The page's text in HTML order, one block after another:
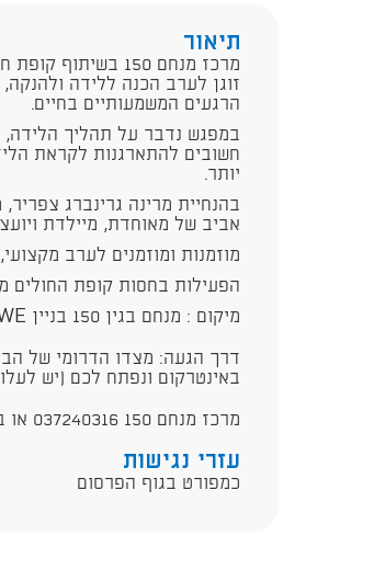
תיאור
מרכז מנחם 150
זוגן לערב הכנה ללידה
הרגעים המשמעותיים בחיים.
במפגש נדבר על תהליך הלידה,
חשובים להתארגנות לקראת
יותר.
בהנחיית מרינה גרינברג
אביב של מאוחדת, מיילדת
מוזמנות ומוזמנים לערב
הפעילות בחסות קופת החולים
מיקום : מנחם בגין 150 בניין WE
דרך הגעה: מצדו הדרומי של
באינטרקום ונפתח לכם (יש
מרכז מנחם 150 037240316 או בווטסאפ: 0523457112
עזרי נגישות
כמפורט בגוף הפרסום